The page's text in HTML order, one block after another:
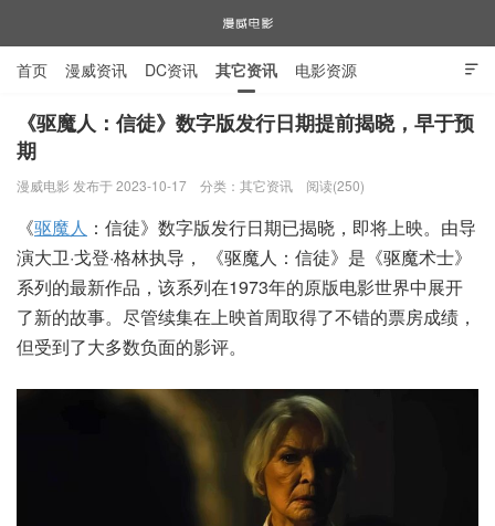
漫威电影

首页 漫威资讯 DC资讯 其它资讯 电影资源
电视剧资源 漫威图片
《驱魔人：信徒》数字版发行日期提前揭晓，早于预
期
漫威电影 发布于 2023-10-17 分类： 其它资讯 阅读(250)
《驱魔人 ：信徒》数字版发行日期已揭晓，即将上映。由导
演大卫·戈登·格林执导， 《驱魔人：信徒》是《驱魔术士》
系列的最新作品，该系列在1973年的原版电影世界中展开
了新的故事。尽管续集在上映首周取得了不错的票房成绩，
但受到了大多数负面的影评。